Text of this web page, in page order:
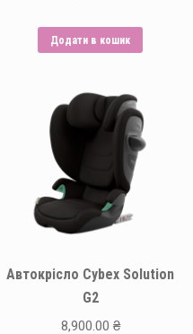
Додати в кошик
Автокрісло Cybex Solution
G2
8,900.00 ₴